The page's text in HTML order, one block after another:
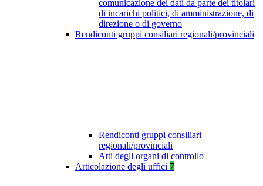
comunicazione dei dati da parte dei titolari
di incarichi politici, di amministrazione, di
direzione o di governo
Rendiconti gruppi consiliari regionali/provinciali
Rendiconti gruppi consiliari
regionali/provinciali
Atti degli organi di controllo
Articolazione degli uffici 7